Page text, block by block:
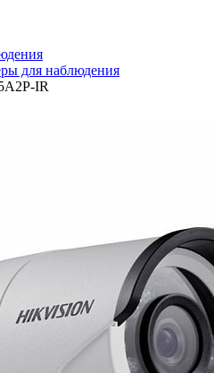
для наблюдения
IR